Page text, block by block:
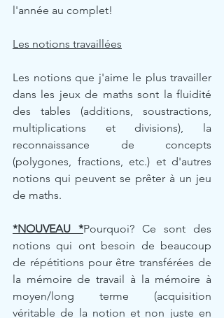
l'année au complet!
Les notions travaillées
Les notions que j'aime le plus travailler
dans les jeux de maths sont la fluidité
des tables (additions, soustractions,
multiplications et divisions), la
reconnaissance de concepts
(polygones, fractions, etc.) et d'autres
notions qui peuvent se prêter à un jeu
de maths.
*NOUVEAU *Pourquoi? Ce sont des
notions qui ont besoin de beaucoup
de répétitions pour être transférées de
la mémoire de travail à la mémoire à
moyen/long terme (acquisition
véritable de la notion et non juste en